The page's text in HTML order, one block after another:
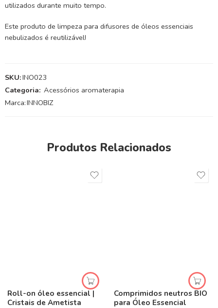
utilizados durante muito tempo.
Este produto de limpeza para difusores de óleos essenciais
nebulizados é reutilizável!
SKU:INO023
Categoria: Acessórios aromaterapia
Marca:INNOBIZ
Produtos Relacionados
Roll-on óleo essencial |
Cristais de Ametista
Comprimidos neutros BIO
para Óleo Essencial